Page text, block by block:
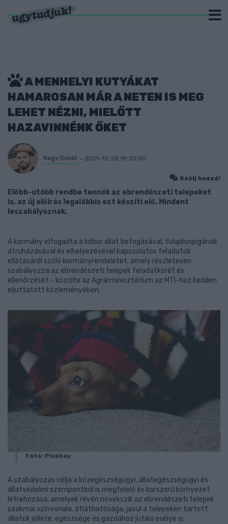
A MENHELYI KUTYÁKAT
HAMAROSAN MÁR A NETEN IS MEG
LEHET NÉZNI, MIELŐTT
HAZAVINNÉNK ŐKET
Nagy Donát 2021-12-28 18:30:00
Szólj hozzá!
Előbb-utóbb rendbe tennék az ebrendészeti telepeket
is, az új előírás legalábbis ezt készíti elő. Mindent
leszabályoznak.
A kormány elfogadta a kóbor állat befogásával, tulajdonjogának
átruházásával és elhelyezésével kapcsolatos feladatok
ellátásáról szóló kormányrendeletet, amely részletesen
szabályozza az ebrendészeti telepek feladatkörét és
ellenőrzését - közölte az Agrárminisztérium az MTI-hez kedden
eljuttatott közleményében.
Fotó: Pixabay
A szabályozás célja a közegészségügyi, állategészségügyi és
állatvédelmi szempontból is megfelelő és korszerű környezet
létrehozása, amelyek révén növekszik az ebrendészeti telepek
szakmai színvonala, átláthatósága, javul a telepeken tartott
állatok jólléte, egészsége és gazdához jutási esélye is.